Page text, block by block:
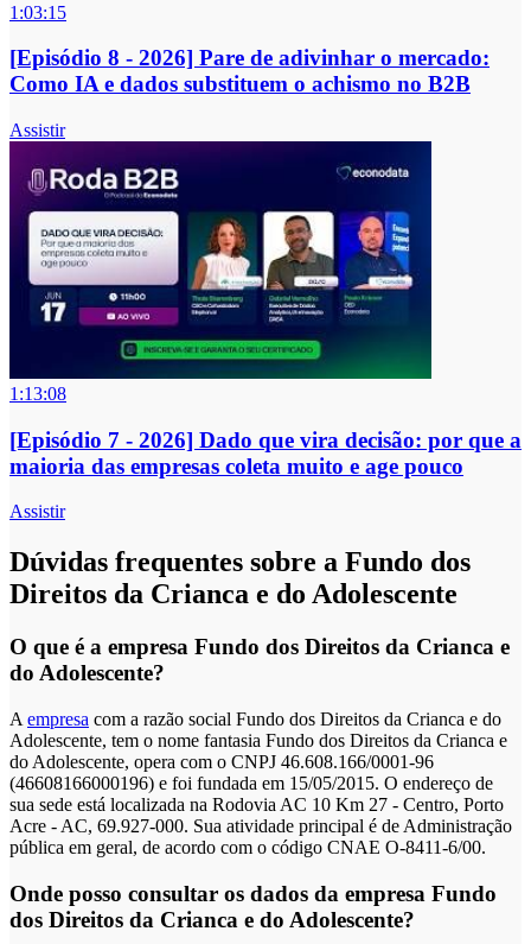
1:03:15
[Episódio 8 - 2026] Pare de adivinhar o mercado:
Como IA e dados substituem o achismo no B2B
Assistir
1:13:08
[Episódio 7 - 2026] Dado que vira decisão: por que a
maioria das empresas coleta muito e age pouco
Assistir
Dúvidas frequentes sobre a Fundo dos
Direitos da Crianca e do Adolescente
O que é a empresa Fundo dos Direitos da Crianca e
do Adolescente?
A empresa com a razão social Fundo dos Direitos da Crianca e do
Adolescente, tem o nome fantasia Fundo dos Direitos da Crianca e
do Adolescente, opera com o CNPJ 46.608.166/0001-96
(46608166000196) e foi fundada em 15/05/2015. O endereço de
sua sede está localizada na Rodovia AC 10 Km 27 - Centro, Porto
Acre - AC, 69.927-000. Sua atividade principal é de Administração
pública em geral, de acordo com o código CNAE O-8411-6/00.
Onde posso consultar os dados da empresa Fundo
dos Direitos da Crianca e do Adolescente?